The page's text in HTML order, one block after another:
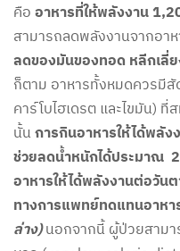
คืออาหารที่ให้พลังงาน
สามารถลดพลังงานจากอา
ลดของมันของทอด หลีกเลี่
ก็ตาม อาหารทั้งหมดควรมี
คาร์โบไฮเดรต และไขมัน)
นั้นการกินอาหารให้ได้พลั
ช่วยลดน้ำหนักได้ประมาณ
อาหารให้ได้พลังงานต่อวัน
ทางการแพทย์ทดแทนอาห
ล่าง)นอกจากนี้ ผู้ป่วยสามา